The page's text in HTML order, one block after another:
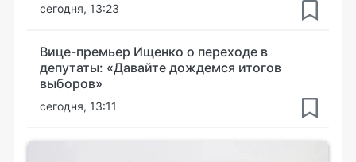
сегодня, 13:23
Вице-премьер Ищенко о переходе в
депутаты: «Давайте дождемся итогов
выборов»
сегодня, 13:11